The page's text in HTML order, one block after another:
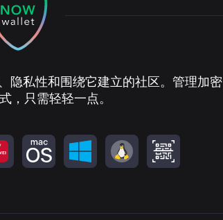
隐私性和围绕它建立的社区。管理加密
，只需轻轻一点。